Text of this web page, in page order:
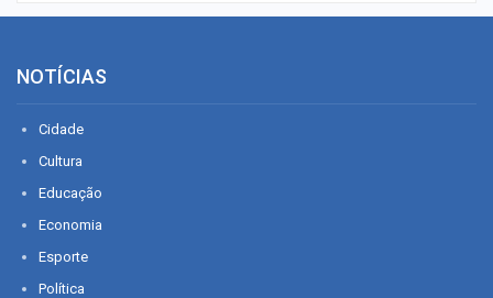
NOTÍCIAS
Cidade
Cultura
Educação
Economia
Esporte
Política